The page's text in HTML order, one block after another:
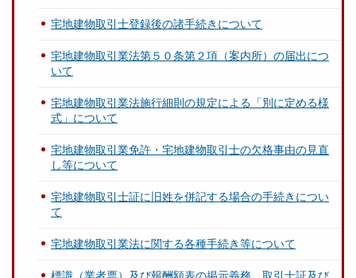
宅地建物取引士登録後の諸手続きについて
宅地建物取引業法第５０条第２項（案内所）の届出につ
いて
宅地建物取引業法施行細則の規定による「別に定める様
式」について
宅地建物取引業免許・宅地建物取引士の欠格事由の見直
し等について
宅地建物取引士証に旧姓を併記する場合の手続きについ
て
宅地建物取引業法に関する各種手続き等について